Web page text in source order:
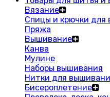
Вязание
Спицы и крючки для
Пряжа
Вышивание
Канва
Мулине
Наборы вышивания
Нитки для
Бисероплетение